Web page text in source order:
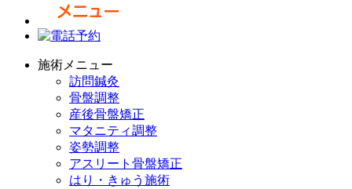
施術メニュー
訪問鍼灸
骨盤調整
産後骨盤矯正
マタニティ調整
姿勢調整
アスリート骨盤矯正
はり・きゅう施術